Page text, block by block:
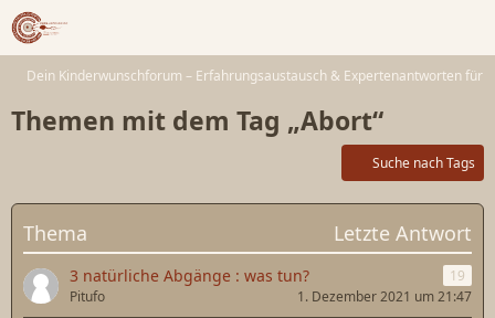
Dein Kinderwunschforum – Erfahrungsaustausch & Expertenantworten für
Themen mit dem Tag „Abort“
Suche nach Tags
Thema Letzte Antwort
3 natürliche Abgänge : was tun?
19
Pitufo
1. Dezember 2021 um 21:47